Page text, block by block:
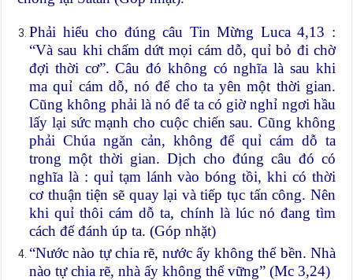
Phải hiểu cho đúng câu Tin Mừng Luca 4,13 :
“Và sau khi chấm dứt mọi cám dỗ, quỉ bỏ đi chờ
đợi thời cơ”. Câu đó không có nghĩa là sau khi
ma quỉ cám dỗ, nó để cho ta yên một thời gian.
Cũng không phải là nó để ta có giờ nghỉ ngơi hầu
lấy lại sức mạnh cho cuộc chiến sau. Cũng không
phải Chúa ngăn cản, không để quỉ cám dỗ ta
trong một thời gian. Dịch cho đúng câu đó có
nghĩa là : quỉ tạm lánh vào bóng tồi, khi có thời
cơ thuận tiện sẽ quay lại và tiếp tục tấn công. Nên
khi quỉ thôi cám dỗ ta, chính là lúc nó đang tìm
cách để đánh úp ta. (Góp nhặt)
“Nước nào tự chia rẽ, nước ấy không thể bền. Nhà
nào tự chia rẽ, nhà ấy không thể vững” (Mc 3,24)